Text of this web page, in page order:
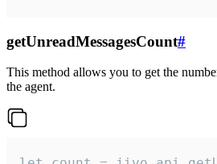
getUnreadMessagesCount#
This method allows you to get the
the agent.